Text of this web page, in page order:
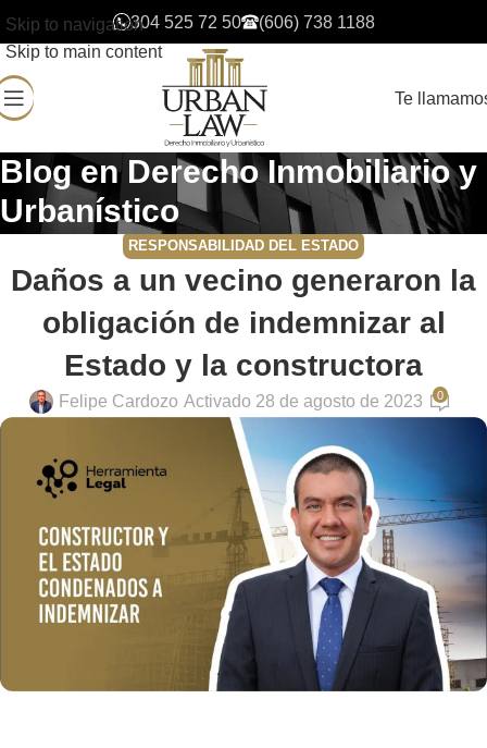
Skip to navigation
Skip to main content
304 525 72 50 (606) 738 1188
Te
Blog en Derecho Inmobiliario y
Urbanístico
RESPONSABILIDAD DEL ESTADO
Daños a un vecino generaron la
obligación de indemnizar al
Estado y la constructora
Felipe Cardozo Activado 28 de agosto de 2023 0